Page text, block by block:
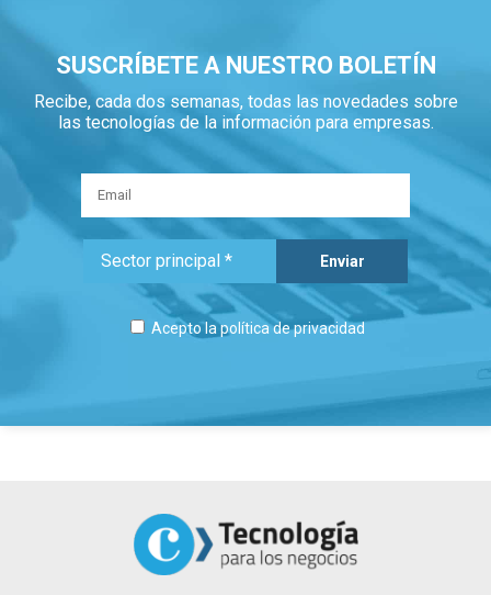
SUSCRÍBETE A NUESTRO BOLETÍN
Recibe, cada dos semanas, todas las novedades sobre
las tecnologías de la información para empresas.
Acepto lapolítica de privacidad